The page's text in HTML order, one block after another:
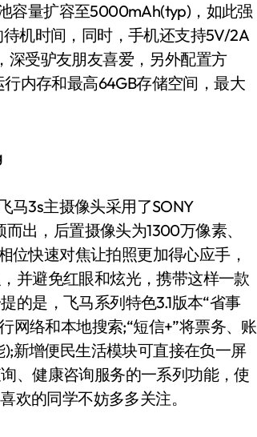
容量扩容至5000mAh(typ)，如此强
机时间，同时，手机还支持5V/2A
深受驴友朋友喜爱，另外配置方
内存和最高64GB存储空间，最大
马3s主摄像头采用了SONY
出，后置摄像头为1300万像素、
快速对焦让拍照更加得心应手，
并避免红眼和炫光，携带这样一款
的是，飞马系列特色3.1版本“省事
网络和本地搜索;“短信+”将票务、账
新增便民生活模块可直接在负一屏
、健康咨询服务的一系列功能，使
欢的同学不妨多多关注。